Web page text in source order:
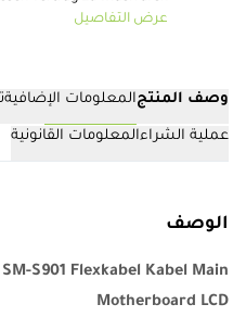
عرض التفاصيل
وصف المنتجالمعلومات الإضافية
عملية الشراءالمعلومات القانونية
الوصف
S901 Flexkabel Kabel Main
Motherboard LCD